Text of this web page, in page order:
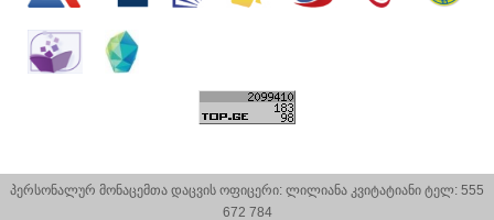
პერსონალურ მონაცემთა დაცვის ოფიცერი: ლილიანა კვიტატიანი ტელ: 555
672 784